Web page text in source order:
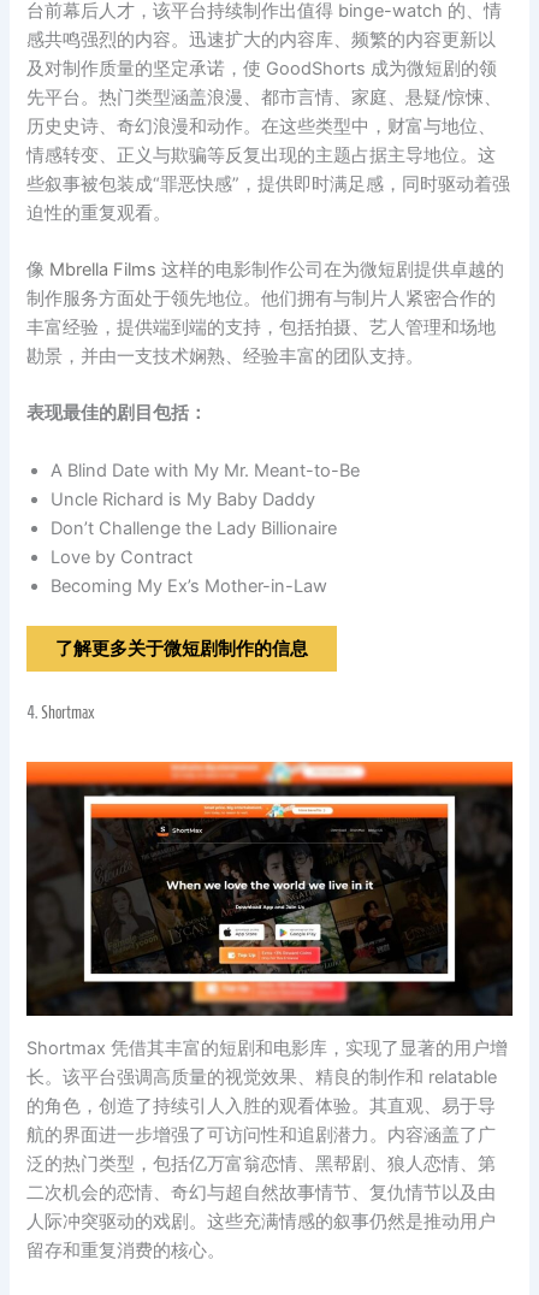
台前幕后人才，该平台持续制作出值得 binge-watch 的、情
感共鸣强烈的内容。迅速扩大的内容库、频繁的内容更新以
及对制作质量的坚定承诺，使 GoodShorts 成为微短剧的领
先平台。热门类型涵盖浪漫、都市言情、家庭、悬疑/惊悚、
历史史诗、奇幻浪漫和动作。在这些类型中，财富与地位、
情感转变、正义与欺骗等反复出现的主题占据主导地位。这
些叙事被包装成“罪恶快感”，提供即时满足感，同时驱动着强
迫性的重复观看。
像 Mbrella Films 这样的电影制作公司在为微短剧提供卓越的
制作服务方面处于领先地位。他们拥有与制片人紧密合作的
丰富经验，提供端到端的支持，包括拍摄、艺人管理和场地
勘景，并由一支技术娴熟、经验丰富的团队支持。
表现最佳的剧目包括：
A Blind Date with My Mr. Meant-to-Be
Uncle Richard is My Baby Daddy
Don’t Challenge the Lady Billionaire
Love by Contract
Becoming My Ex’s Mother-in-Law
了解更多关于微短剧制作的信息
4. Shortmax
Shortmax 凭借其丰富的短剧和电影库，实现了显著的用户增
长。该平台强调高质量的视觉效果、精良的制作和 relatable
的角色，创造了持续引人入胜的观看体验。其直观、易于导
航的界面进一步增强了可访问性和追剧潜力。内容涵盖了广
泛的热门类型，包括亿万富翁恋情、黑帮剧、狼人恋情、第
二次机会的恋情、奇幻与超自然故事情节、复仇情节以及由
人际冲突驱动的戏剧。这些充满情感的叙事仍然是推动用户
留存和重复消费的核心。